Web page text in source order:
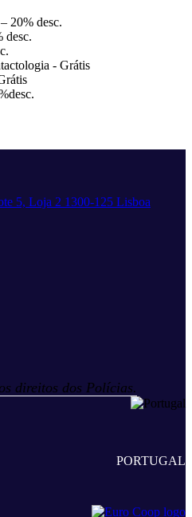
20% desc.
desc.
- Grátis
5, Loja 2 1300-125 Lisboa
direitos dos Polícias.
PORTUGAL